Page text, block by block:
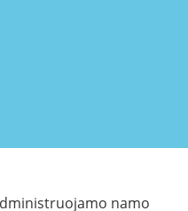
namo